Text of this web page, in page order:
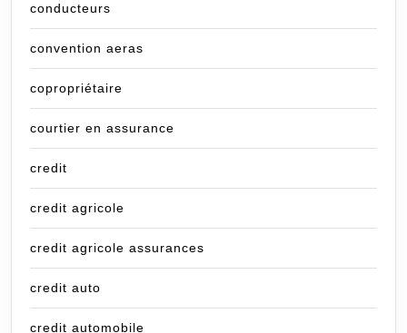
conducteurs
convention aeras
copropriétaire
courtier en assurance
credit
credit agricole
credit agricole assurances
credit auto
credit automobile